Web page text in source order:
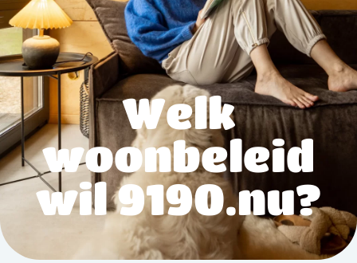
Welk
woonbeleid
wil 9190.nu?